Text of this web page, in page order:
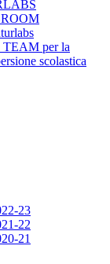
TEAM per la
scolastica
23
22
21